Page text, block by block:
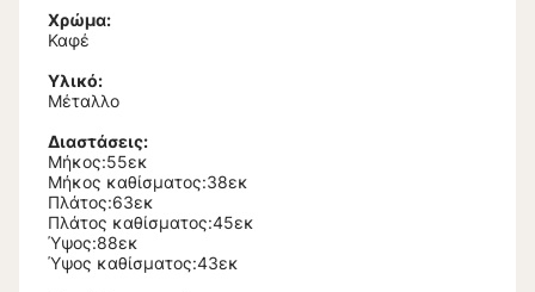
Χρώμα:
Καφέ
Υλικό:
Μέταλλο
Διαστάσεις:
Μήκος:55εκ
Μήκος καθίσματος:38εκ
Πλάτος:63εκ
Πλάτος καθίσματος:45εκ
Ύψος:88εκ
Ύψος καθίσματος:43εκ